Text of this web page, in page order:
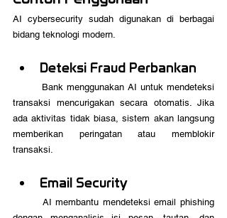
AI cybersecurity sudah digunakan di berbagai
bidang teknologi modern.
Deteksi Fraud Perbankan
transaksi mencurigakan secara otomatis. Jika
ada aktivitas tidak biasa, sistem akan langsung
memberikan peringatan atau memblokir
transaksi.
Email Security